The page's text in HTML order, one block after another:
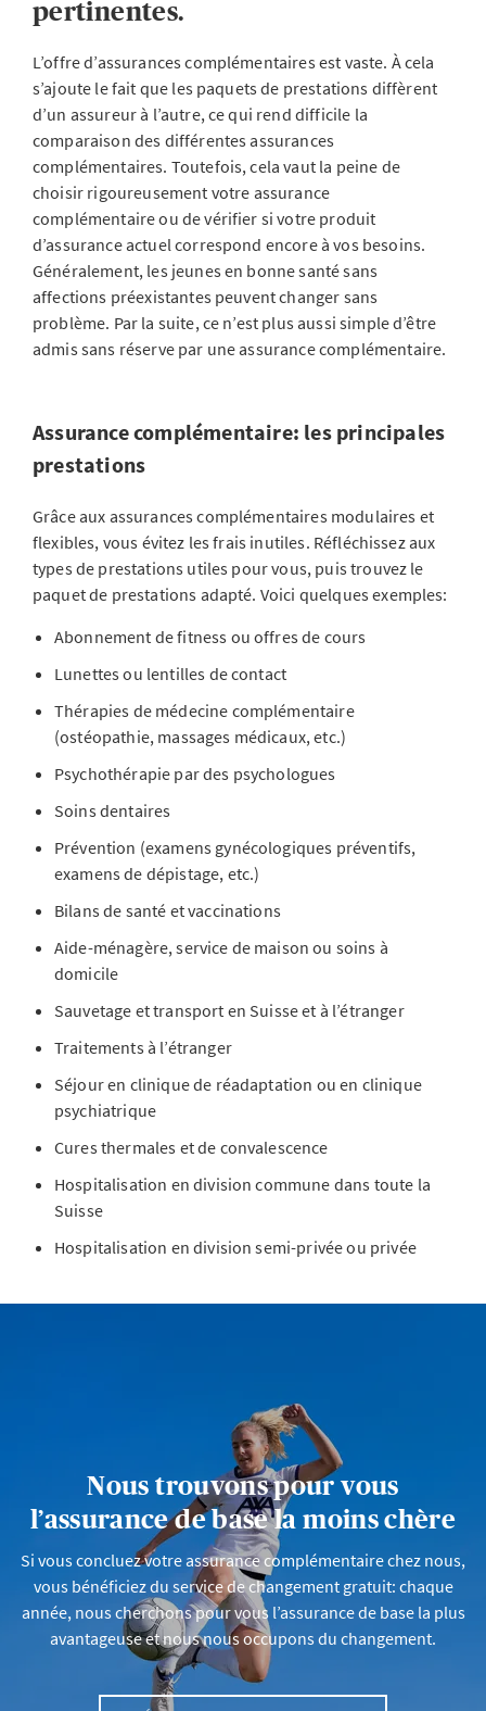
pertinentes.
L’offre d’assurances complémentaires est vaste. À cela
s’ajoute le fait que les paquets de prestations diffèrent
d’un assureur à l’autre, ce qui rend difficile la
comparaison des différentes assurances
complémentaires. Toutefois, cela vaut la peine de
choisir rigoureusement votre assurance
complémentaire ou de vérifier si votre produit
d’assurance actuel correspond encore à vos besoins.
Généralement, les jeunes en bonne santé sans
affections préexistantes peuvent changer sans
problème. Par la suite, ce n’est plus aussi simple d’être
admis sans réserve par une assurance complémentaire.
Assurance complémentaire: les principales
prestations
Grâce aux assurances complémentaires modulaires et
flexibles, vous évitez les frais inutiles. Réfléchissez aux
types de prestations utiles pour vous, puis trouvez le
paquet de prestations adapté. Voici quelques exemples:
Abonnement de fitness ou offres de cours
Lunettes ou lentilles de contact
Thérapies de médecine complémentaire
(ostéopathie, massages médicaux, etc.)
Psychothérapie par des psychologues
Soins dentaires
Prévention (examens gynécologiques préventifs,
examens de dépistage, etc.)
Bilans de santé et vaccinations
Aide-ménagère, service de maison ou soins à
domicile
Sauvetage et transport en Suisse et à l’étranger
Traitements à l’étranger
Séjour en clinique de réadaptation ou en clinique
psychiatrique
Cures thermales et de convalescence
Hospitalisation en division commune dans toute la
Suisse
Hospitalisation en division semi-privée ou privée
Nous trouvons pour vous
l’assurance de base la moins chère
Si vous concluez votre assurance complémentaire chez nous,
vous bénéficiez du service de changement gratuit: chaque
année, nous cherchons pour vous l’assurance de base la plus
avantageuse et nous nous occupons du changement.